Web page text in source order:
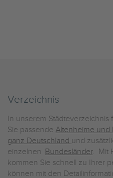
Verzeichnis
In unserem Städteverzeichnis
Sie passende Altenheime und
ganz Deutschland und
einzelnen Bundesländer. Mit
kommen Sie schnell zu Ihrer
können mit den